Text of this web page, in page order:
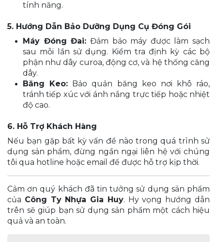
tính năng.
5. Hướng Dẫn Bảo Dưỡng Dụng Cụ Đóng Gói
Máy Đóng Đai: Đảm bảo máy được làm sạch
sau mỗi lần sử dụng. Kiểm tra định kỳ các bộ
phận như dây curoa, động cơ, và hệ thống căng
dây.
Băng Keo: Bảo quản băng keo nơi khô ráo,
tránh tiếp xúc với ánh nắng trực tiếp hoặc nhiệt
độ cao.
6. Hỗ Trợ Khách Hàng
Nếu bạn gặp bất kỳ vấn đề nào trong quá trình sử
dụng sản phẩm, đừng ngần ngại liên hệ với chúng
tôi qua hotline hoặc email để được hỗ trợ kịp thời.
Cảm ơn quý khách đã tin tưởng sử dụng sản phẩm
của Công Ty Nhựa Gia Huy. Hy vọng hướng dẫn
trên sẽ giúp bạn sử dụng sản phẩm một cách hiệu
quả và an toàn.